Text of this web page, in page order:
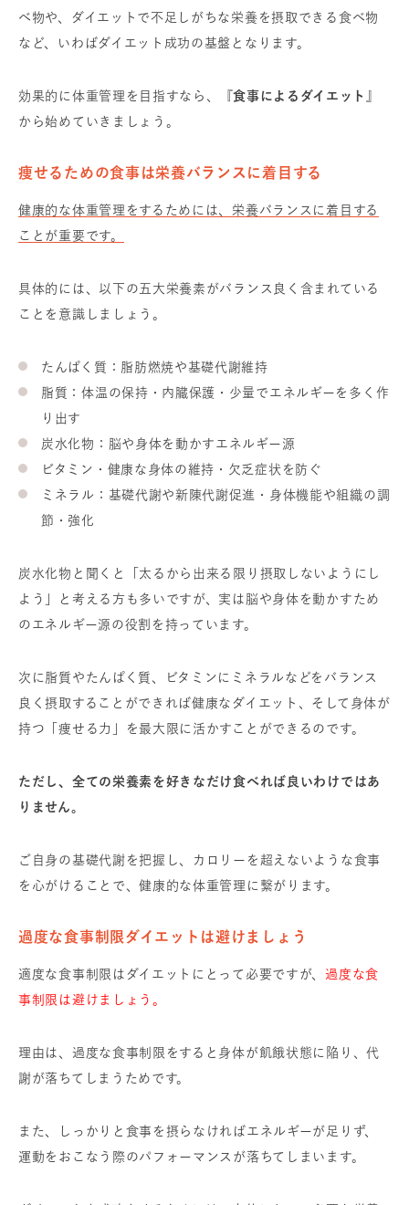
べ物や、ダイエットで不足しがちな栄養を摂取できる食べ物
など、いわばダイエット成功の基盤となります。
効果的に体重管理を目指すなら、
『食事によるダイエット』
から始めていきましょう。
痩せるための食事は栄養バランスに着目する
健康的な体重管理をするためには、栄養バランスに着目する
ことが重要です。
具体的には、以下の五大栄養素がバランス良く含まれている
ことを意識しましょう。
たんぱく質：脂肪燃焼や基礎代謝維持
脂質：体温の保持・内臓保護・少量でエネルギーを多く作
り出す
炭水化物：脳や身体を動かすエネルギー源
ビタミン・健康な身体の維持・欠乏症状を防ぐ
ミネラル：基礎代謝や新陳代謝促進・身体機能や組織の調
節・強化
炭水化物と聞くと「太るから出来る限り摂取しないようにし
よう」と考える方も多いですが、実は脳や身体を動かすため
のエネルギー源の役割を持っています。
次に脂質やたんぱく質、ビタミンにミネラルなどをバランス
良く摂取することができれば健康なダイエット、そして身体が
持つ「痩せる力」を最大限に活かすことができるのです。
ただし、全ての栄養素を好きなだけ食べれば良いわけではあ
りません。
ご自身の基礎代謝を把握し、カロリーを超えないような食事
を心がけることで、健康的な体重管理に繋がります。
過度な食事制限ダイエットは避けましょう
適度な食事制限はダイエットにとって必要ですが、過度な食
事制限は避けましょう。
理由は、過度な食事制限をすると身体が飢餓状態に陥り、代
謝が落ちてしまうためです。
また、しっかりと食事を摂らなければエネルギーが足りず、
運動をおこなう際のパフォーマンスが落ちてしまいます。